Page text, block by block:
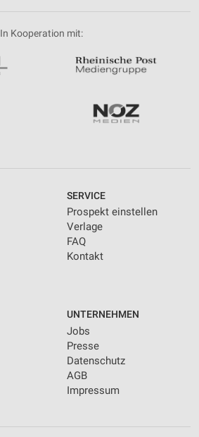
In Kooperation mit:
SERVICE
Prospekt einstellen
Verlage
FAQ
Kontakt
UNTERNEHMEN
Jobs
Presse
Datenschutz
AGB
Impressum